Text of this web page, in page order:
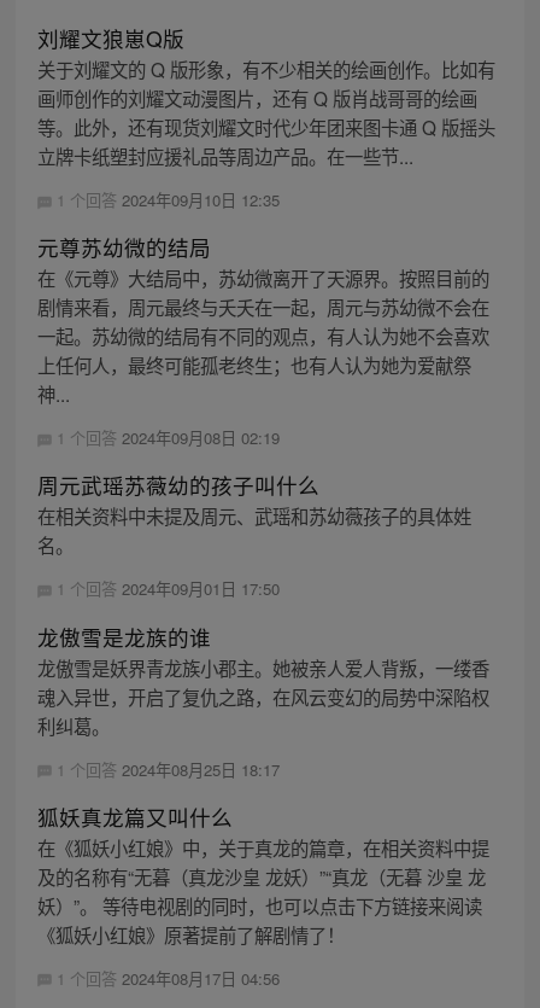
刘耀文狼崽Q版
关于刘耀文的 Q 版形象，有不少相关的绘画创作。比如有
画师创作的刘耀文动漫图片，还有 Q 版肖战哥哥的绘画
等。此外，还有现货刘耀文时代少年团来图卡通 Q 版摇头
立牌卡纸塑封应援礼品等周边产品。在一些节...
1 个回答 2024年09月10日 12:35
元尊苏幼微的结局
在《元尊》大结局中，苏幼微离开了天源界。按照目前的
剧情来看，周元最终与夭夭在一起，周元与苏幼微不会在
一起。苏幼微的结局有不同的观点，有人认为她不会喜欢
上任何人，最终可能孤老终生；也有人认为她为爱献祭
神...
1 个回答 2024年09月08日 02:19
周元武瑶苏薇幼的孩子叫什么
在相关资料中未提及周元、武瑶和苏幼薇孩子的具体姓
名。
1 个回答 2024年09月01日 17:50
龙傲雪是龙族的谁
龙傲雪是妖界青龙族小郡主。她被亲人爱人背叛，一缕香
魂入异世，开启了复仇之路，在风云变幻的局势中深陷权
利纠葛。
1 个回答 2024年08月25日 18:17
狐妖真龙篇又叫什么
在《狐妖小红娘》中，关于真龙的篇章，在相关资料中提
及的名称有“无暮（真龙沙皇 龙妖）”“真龙（无暮 沙皇 龙
妖）”。 等待电视剧的同时，也可以点击下方链接来阅读
《狐妖小红娘》原著提前了解剧情了！
1 个回答 2024年08月17日 04:56